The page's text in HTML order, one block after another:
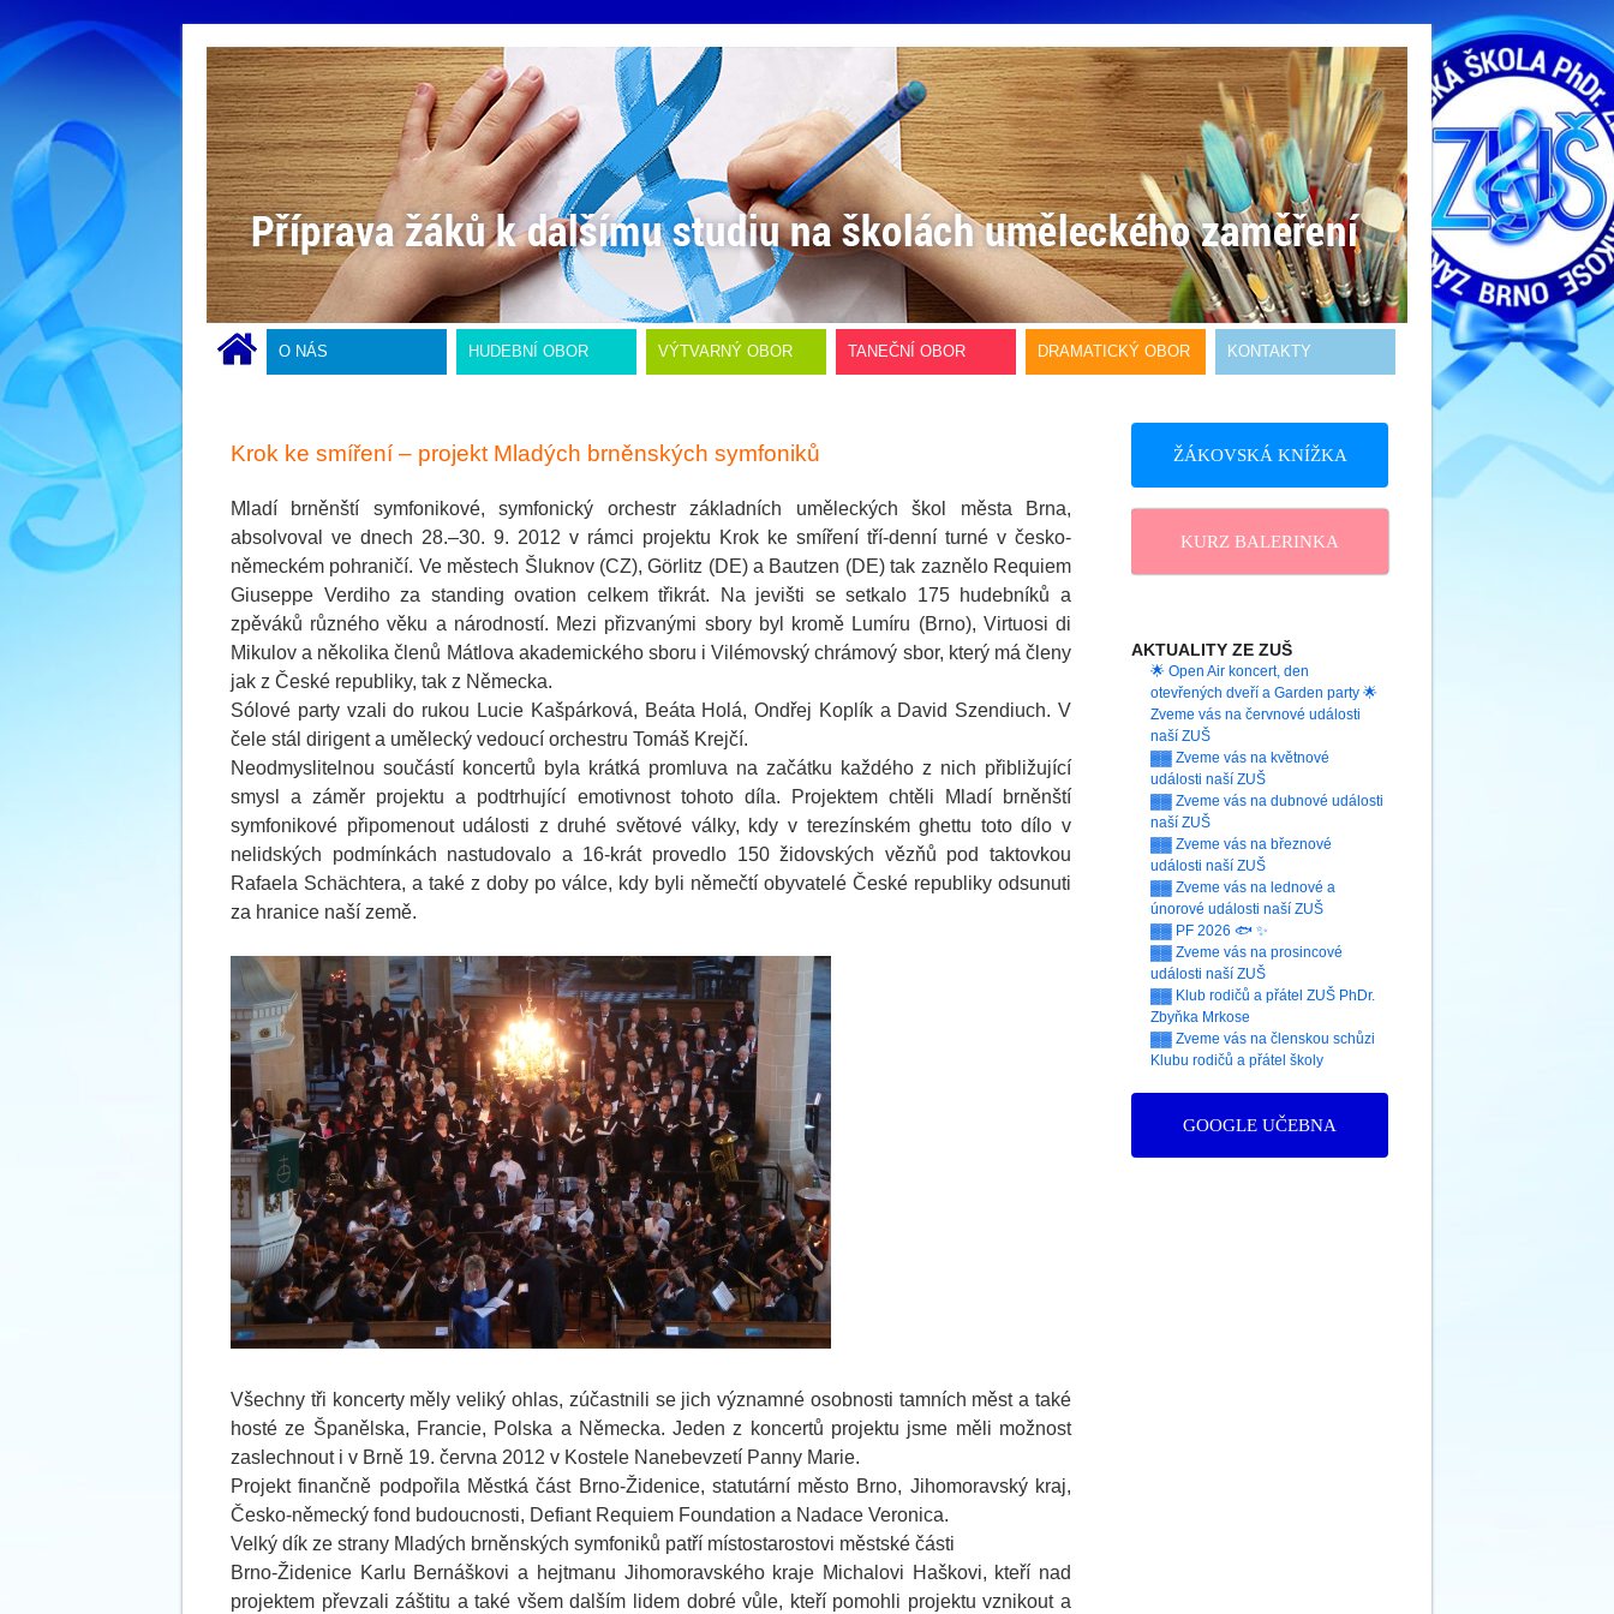
O NÁS HUDEBNÍ OBOR VÝTVARNÝ OBOR TANEČNÍ OBOR DRAMATICKÝ OBOR KONTAKTY
Krok ke smíření – projekt Mladých brněnských symfoniků
Mladí brněnští symfonikové, symfonický orchestr základních uměleckých škol města Brna,
absolvoval ve dnech 28.–30. 9. 2012 v rámci projektu Krok ke smíření tří-denní turné v česko-
německém pohraničí. Ve městech Šluknov (CZ), Görlitz (DE) a Bautzen (DE) tak zaznělo Requiem
Giuseppe Verdiho za standing ovation celkem třikrát. Na jevišti se setkalo 175 hudebníků a
zpěváků různého věku a národností. Mezi přizvanými sbory byl kromě Lumíru (Brno), Virtuosi di
Mikulov a několika členů Mátlova akademického sboru i Vilémovský chrámový sbor, který má členy
jak z České republiky, tak z Německa.
Sólové party vzali do rukou Lucie Kašpárková, Beáta Holá, Ondřej Koplík a David Szendiuch. V
čele stál dirigent a umělecký vedoucí orchestru Tomáš Krejčí.
Neodmyslitelnou součástí koncertů byla krátká promluva na začátku každého z nich přibližující
smysl a záměr projektu a podtrhující emotivnost tohoto díla. Projektem chtěli Mladí brněnští
symfonikové připomenout události z druhé světové války, kdy v terezínském ghettu toto dílo v
nelidských podmínkách nastudovalo a 16-krát provedlo 150 židovských vězňů pod taktovkou
Rafaela Schächtera, a také z doby po válce, kdy byli němečtí obyvatelé České republiky odsunuti
za hranice naší země.
Všechny tři koncerty měly veliký ohlas, zúčastnili se jich významné osobnosti tamních měst a také
hosté ze Španělska, Francie, Polska a Německa. Jeden z koncertů projektu jsme měli možnost
zaslechnout i v Brně 19. června 2012 v Kostele Nanebevzetí Panny Marie.
Projekt finančně podpořila Městká část Brno-Židenice, statutární město Brno, Jihomoravský kraj,
Česko-německý fond budoucnosti, Defiant Requiem Foundation a Nadace Veronica.
Velký dík ze strany Mladých brněnských symfoniků patří místostarostovi městské části
Brno-Židenice Karlu Bernáškovi a hejtmanu Jihomoravského kraje Michalovi Haškovi, kteří nad
projektem převzali záštitu a také všem dalším lidem dobré vůle, kteří pomohli projektu vznikout a
ŽÁKOVSKÁ KNÍŽKA
KURZ BALERINKA
AKTUALITY ZE ZUŠ
🌟 Open Air koncert, den
otevřených dveří a Garden party 🌟
Zveme vás na červnové události
naší ZUŠ
▓▓ Zveme vás na květnové
události naší ZUŠ
▓▓ Zveme vás na dubnové události
naší ZUŠ
▓▓ Zveme vás na březnové
události naší ZUŠ
▓▓ Zveme vás na lednové a
únorové události naší ZUŠ
▓▓ PF 2026 🐟 ✨
▓▓ Zveme vás na prosincové
události naší ZUŠ
▓▓ Klub rodičů a přátel ZUŠ PhDr.
Zbyňka Mrkose
▓▓ Zveme vás na členskou schůzi
Klubu rodičů a přátel školy
GOOGLE UČEBNA